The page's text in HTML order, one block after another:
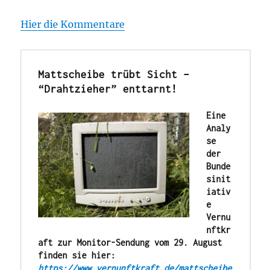
Hier die Kommentare
Mattscheibe trübt Sicht –
“Drahtzieher” enttarnt!
Eine
Analy
se
der
Bunde
sinit
iativ
e
Vernu
nftkr
aft zur Monitor-Sendung vom 29. August
https://www.vernunftkraft.de/mattscheibe